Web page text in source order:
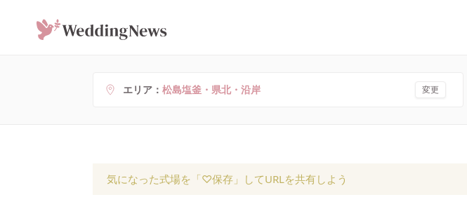
エリア 松島塩釜・県北・沿岸 変更
気になった式場を「♡保存」してURLを共有しよう